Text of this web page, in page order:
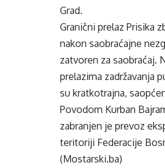
Grad.
Granični prelaz Prisika
nakon saobraćajne
zatvoren za saobraćaj.
prelazima zadržavanja
su kratkotrajna,
Povodom Kurban
zabranjen je prevoz
teritoriji Federacije
(Mostarski.ba)